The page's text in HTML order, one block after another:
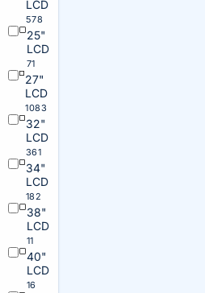
LCD
578
25"
LCD
71
27"
LCD
1083
32"
LCD
361
34"
LCD
182
38"
LCD
11
40"
LCD
16